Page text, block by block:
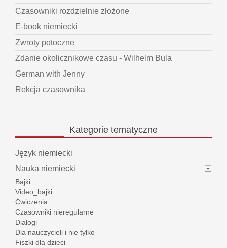
Czasowniki rozdzielnie złożone
E-book niemiecki
Zwroty potoczne
Zdanie okolicznikowe czasu - Wilhelm Bula
German with Jenny
Rekcja czasownika
Kategorie tematyczne
Język niemiecki
Nauka niemiecki
Bajki
Video_bajki
Ćwiczenia
Czasowniki nieregularne
Dialogi
Dla nauczycieli i nie tylko
Fiszki dla dzieci